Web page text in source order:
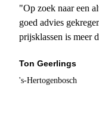
"Op zoek naar een
goed advies
prijsklassen is meer
Ton Geerlings
's-Hertogenbosch